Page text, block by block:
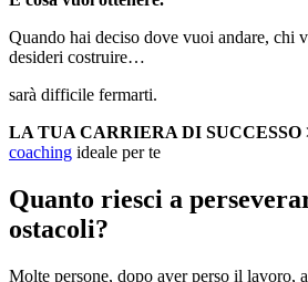
Quando hai deciso dove vuoi andare, chi
desideri costruire…
sarà difficile fermarti.
LA TUA CARRIERA DI SUCCESSO
coaching ideale per te
Quanto riesci a
ostacoli?
Molte persone, dopo aver perso il lavoro,